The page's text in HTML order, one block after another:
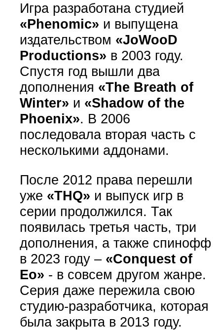
Игра разработана студией
«Phenomic» и выпущена
издательством «JoWooD
Productions» в 2003 году.
Спустя год вышли два
дополнения «The Breath of
Winter» и «Shadow of the
Phoenix». В 2006
последовала вторая часть с
несколькими аддонами.
После 2012 права перешли
уже «THQ» и выпуск игр в
серии продолжился. Так
появилась третья часть, три
дополнения, а также спинофф
в 2023 году – «Conquest of
Eo» - в совсем другом жанре.
Серия даже пережила свою
студию-разработчика, которая
была закрыта в 2013 году.